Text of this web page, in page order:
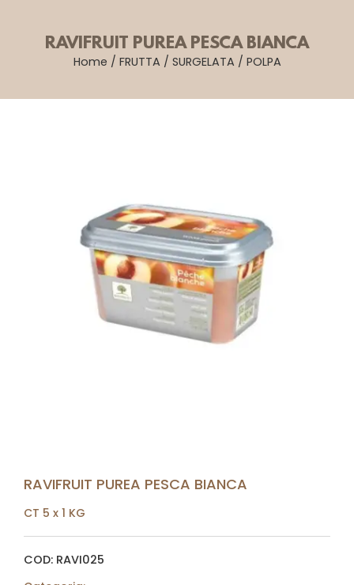
RAVIFRUIT PUREA PESCA BIANCA
Home / FRUTTA / SURGELATA / POLPA
RAVIFRUIT PUREA PESCA BIANCA
CT 5 x 1 KG
COD: RAVI025